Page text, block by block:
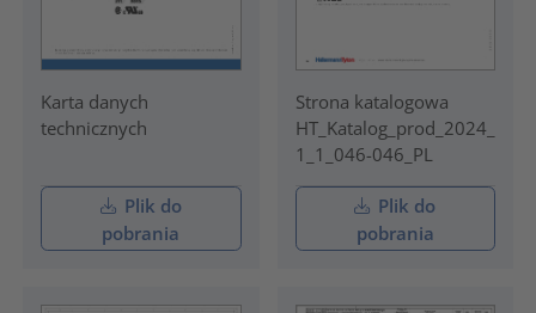
Karta danych
technicznych
Plik do
pobrania
Strona katalogowa
HT_Katalog_prod_2024_
1_1_046-046_PL
Plik do
pobrania